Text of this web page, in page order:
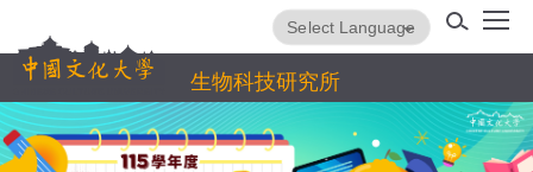
到
主
要
內
容
生物科技研究所
Translate